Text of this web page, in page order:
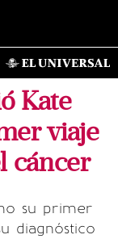
Kate
viaje
cáncer
su primer
diagnóstico